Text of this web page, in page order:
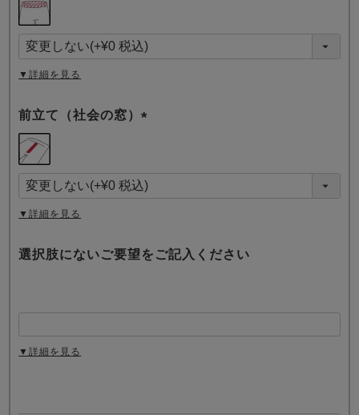
須
)
▼詳細を見る
前立て（社会の窓）
須
)
▼詳細を見る
選択肢にないご要望をご記入ください
▼詳細を見る